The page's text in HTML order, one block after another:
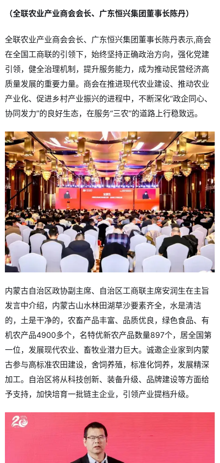
（全联农业产业商会会长、广东恒兴集团董事长陈丹）
全联农业产业商会会长、广东恒兴集团董事长陈丹表示,商会
在全国工商联的引领下，始终坚持正确政治方向，强化党建
引领，健全治理机制，提升服务能力，成为推动民营经济高
质量发展的重要力量。商会在推进现代农业建设、推动农业
产业化、促进乡村产业振兴的进程中，不断深化“政企同心、
协同发力”的良好生态，在服务“三农”的道路上行稳致远。
内蒙古自治区政协副主席、自治区工商联主席安润生在主旨
发言中介绍，内蒙古山水林田湖草沙要素齐全，水是清洁
的，土是干净的，农畜产品丰富、品质优良，绿色食品、有
机农产品4900多个，名特优新农产品数量897个，居全国第
一位，发展现代农业、畜牧业潜力巨大。诚邀企业家到内蒙
古参与高标准农田建设，舍饲养殖，标准化饲养，发展精深
加工。自治区将从科技创新、装备升级、品牌建设等方面给
予支持，加快培育一批链主企业，引领产业提档升级。